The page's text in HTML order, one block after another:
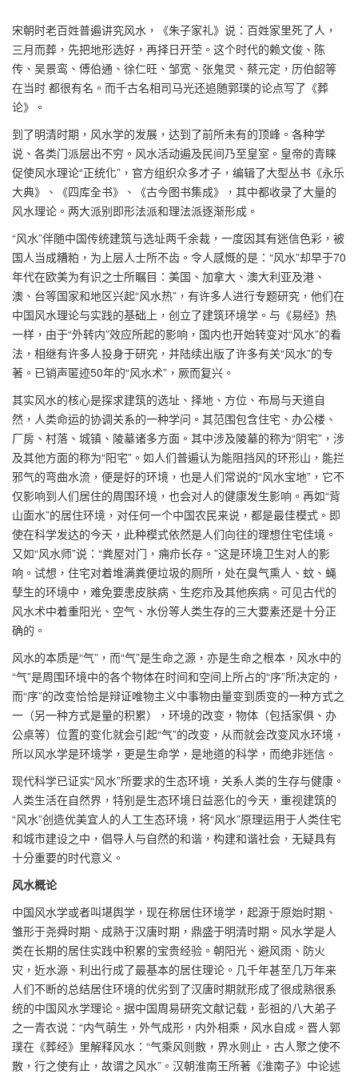
宋朝时老百姓普遍讲究风水，《朱子家礼》说：百姓家里死了人，
三月而葬，先把地形选好，再择日开茔。这个时代的赖文俊、陈
传、吴景鸾、傅伯通、徐仁旺、邹宽、张鬼灵、蔡元定，历伯韶等
在当时 都很有名。而千古名相司马光还追随郭璞的论点写了《葬
论》。
到了明清时期，风水学的发展，达到了前所未有的顶峰。各种学
说、各类门派层出不穷。风水活动遍及民间乃至皇室。皇帝的青睐
促使风水理论“正统化”，官方组织众多才子，编辑了大型丛书《永乐
大典》、《四库全书》、《古今图书集成》，其中都收录了大量的
风水理论。两大派别即形法派和理法派逐渐形成。
“风水”伴随中国传统建筑与选址两千余裁，一度因其有迷信色彩，被
国人当成糟粕，为上层人士所不齿。令人感慨的是：“风水”却早于70
年代在欧美为有识之士所瞩目：美国、加拿大、澳大利亚及港、
澳、台等国家和地区兴起“风水热”，有许多人进行专题研究，他们在
中国风水理论与实践的基础上，创立了建筑环境学。与《易经》热
一样，由于“外转内”效应所起的影响，国内也开始转变对“风水”的看
法，相继有许多人投身于研究，并陆续出版了许多有关“风水”的专
著。已销声匿迹50年的“风水术”，厥而复兴。
其实风水的核心是探求建筑的选址、择地、方位、布局与天道自
然，人类命运的协调关系的一种学问。其范围包含住宅、办公楼、
厂房、村落、城镇、陵墓诸多方面。其中涉及陵墓的称为“阴宅”，涉
及其他方面的称为“阳宅”。如人们普遍认为能阻挡风的环形山，能拦
邪气的弯曲水流，便是好的环境，也是人们常说的“风水宝地”，它不
仅影响到人们居住的周围环境，也会对人的健康发生影响。再如“背
山面水”的居住环境，对任何一个中国农民来说，都是最佳模式。即
使在科学发达的今天，此种模式依然是人们向往的理想住宅佳境。
又如“风水师”说：“粪屋对门，痈疖长存。”这是环境卫生对人的影
响。试想，住宅对着堆满粪便垃圾的厕所，处在臭气熏人、蚊、蝇
孽生的环境中，难免要患皮肤病、生疙疖及其他疾病。可见古代的
风水术中着重阳光、空气、水份等人类生存的三大要素还是十分正
确的。
风水的本质是“气”，而“气”是生命之源，亦是生命之根本，风水中的
“气”是周围环境中的各个物体在时间和空间上所占的“序”所决定的，
而“序”的改变恰恰是辩证唯物主义中事物由量变到质变的一种方式之
一（另一种方式是量的积累），环境的改变，物体（包括家俱、办
公桌等）位置的变化就会引起“气”的改变，从而就会改变风水环境，
所以风水学是环境学，更是生命学，是地道的科学，而绝非迷信。
现代科学已证实“风水”所要求的生态环境，关系人类的生存与健康。
人类生活在自然界，特别是生态环境日益恶化的今天，重视建筑的
“风水”创造优美宜人的人工生态环境，将“风水”原理运用于人类住宅
和城市建设之中，倡导人与自然的和谐，构建和谐社会，无疑具有
十分重要的时代意义。
风水概论
中国风水学或者叫堪舆学，现在称居住环境学，起源于原始时期、
雏形于尧舜时期、成熟于汉唐时期，鼎盛于明清时期。风水学是人
类在长期的居住实践中积累的宝贵经验。朝阳光、避风雨、防火
灾，近水源、利出行成了最基本的居住理论。几千年甚至几万年来
人们不断的总结居住环境的优劣到了汉唐时期就形成了很成熟很系
统的中国风水学理论。据中国周易研究文献记载，彭祖的八大弟子
之一青衣说：“内气萌生，外气成形，内外相乘，风水自成。晋人郭
璞在《葬经》里解释风水：“气乘风则散，界水则止，古人聚之使不
散，行之使有止，故谓之风水”。汉朝淮南王所著《淮南子》中论述